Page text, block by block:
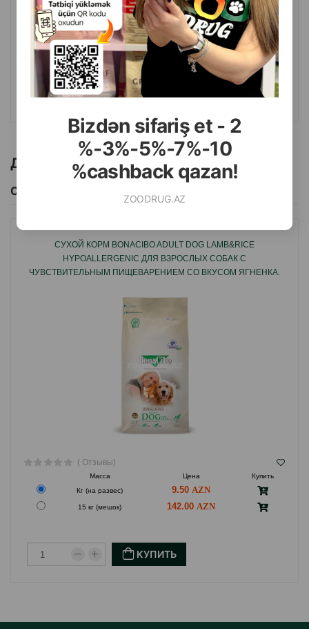
Bizdən sifariş et - 2
%-3%-5%-7%-10
%cashback qazan!
ZOODRUG.AZ
( Отзывы)
Масса Цена
Купить
Кг (на развес)
24.00
6 кг пачка 142.00
КУПИТЬ
Другие товоры бренда
Смотреть Все
СУХОЙ КОРМ BONACIBO ADULT DOG LAMB&RICE
HYPOALLERGENIC ДЛЯ ВЗРОСЛЫХ СОБАК С
ЧУВСТВИТЕЛЬНЫМ ПИЩЕВАРЕНИЕМ СО ВКУСОМ ЯГНЕНКА.
( Отзывы)
Масса Цена
Купить
Кг (на развес)
9.50
15 кг (мешок) 142.00
КУПИТЬ